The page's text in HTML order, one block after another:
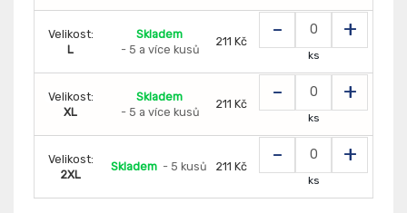
Velikost:
L
Skladem
- 5 a více kusů
211 Kč - +
ks
Velikost:
XL
Skladem
- 5 a více kusů
211 Kč - +
ks
Velikost:
2XL
Skladem - 5 kusů 211 Kč - +
ks